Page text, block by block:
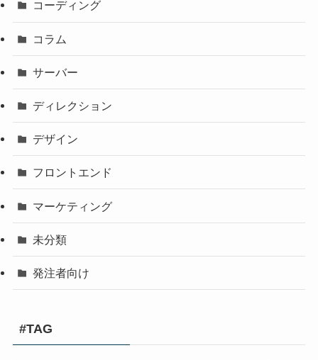
コーディング
コラム
サーバー
ディレクション
デザイン
フロントエンド
マーケティング
未分類
発注者向け
#TAG